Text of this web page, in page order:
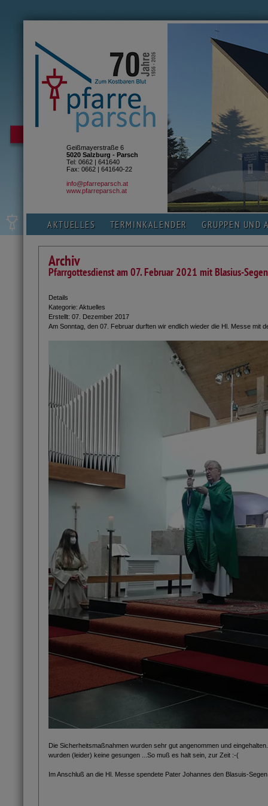
Geißmayerstraße 6
5020 Salzburg - Parsch
Tel: 0662 | 641640
Fax: 0662 | 641640-22
info@pfarreparsch.at
www.pfarreparsch.at
AKTUELLES TERMINKALENDER GRUPPEN UND
Archiv
Pfarrgottesdienst am 07. Februar 2021 mit Blasius-Segen
Details
Kategorie: Aktuelles
Erstellt: 07. Dezember 2017
Am Sonntag, den 07. Februar durften wir endlich wieder die Hl. Messe mit
Die Sicherheitsmaßnahmen wurden sehr gut angenommen und
wurden (leider) keine gesungen ...So muß es halt sein, zur Zeit :-(
Im Anschluß an die Hl. Messe spendete Pater Johannes den Blasuis-